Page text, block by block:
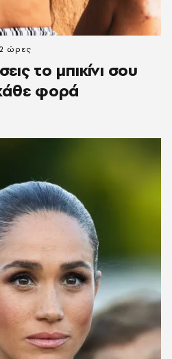
το μπικίνι σου
φορά
ώρες